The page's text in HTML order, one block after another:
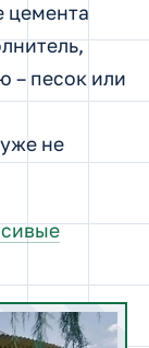
цемента
– песок или
не